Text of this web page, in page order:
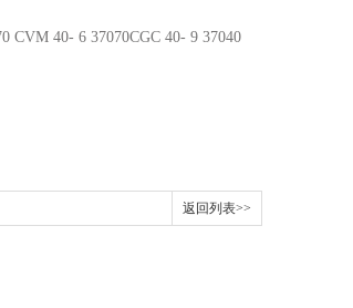
CVM 40- 6 37070CGC 40- 9 37040
返回列表>>